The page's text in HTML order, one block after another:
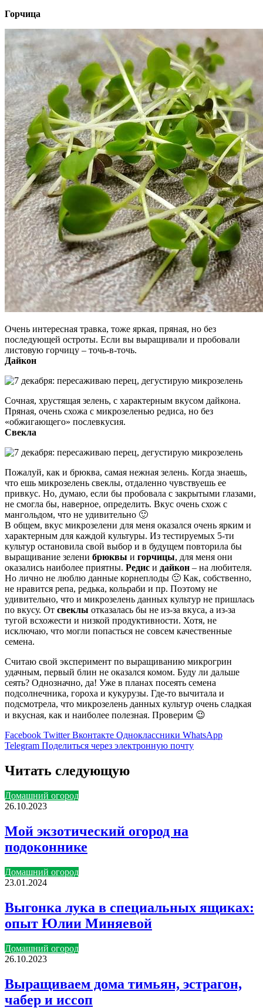
Горчица
Очень интересная травка, тоже яркая, пряная, но без
последующей остроты. Если вы выращивали и пробовали
листовую горчицу – точь-в-точь.
Дайкон
Сочная, хрустящая зелень, с характерным вкусом дайкона.
Пряная, очень схожа с микрозеленью редиса, но без
«обжигающего» послевкусия.
Свекла
Пожалуй, как и брюква, самая нежная зелень. Когда знаешь,
что ешь микрозелень свеклы, отдаленно чувствуешь ее
привкус. Но, думаю, если бы пробовала с закрытыми глазами,
не смогла бы, наверное, определить. Вкус очень схож с
мангольдом, что не удивительно 🙂
В общем, вкус микрозелени для меня оказался очень ярким и
характерным для каждой культуры. Из тестируемых 5-ти
культур остановила свой выбор и в будущем повторила бы
выращивание зелени брюквы и горчицы, для меня они
оказались наиболее приятны. Редис и дайкон – на любителя.
Но лично не люблю данные корнеплоды 🙂 Как, собственно,
не нравится репа, редька, кольраби и пр. Поэтому не
удивительно, что и микрозелень данных культур не пришлась
по вкусу. От свеклы отказалась бы не из-за вкуса, а из-за
тугой всхожести и низкой продуктивности. Хотя, не
исключаю, что могли попасться не совсем качественные
семена.
Считаю свой эксперимент по выращиванию микрогрин
удачным, первый блин не оказался комом. Буду ли дальше
сеять? Однозначно, да! Уже в планах посеять семена
подсолнечника, гороха и кукурузы. Где-то вычитала и
подсмотрела, что микрозелень данных культур очень сладкая
и вкусная, как и наиболее полезная. Проверим 😉
Facebook Twitter Вконтакте Одноклассники WhatsApp
Telegram Поделиться через электронную почту
Читать следующую
Домашний огород
26.10.2023
Мой экзотический огород на
подоконнике
Домашний огород
23.01.2024
Выгонка лука в специальных ящиках:
опыт Юлии Миняевой
Домашний огород
26.10.2023
Выращиваем дома тимьян, эстрагон,
чабер и иссоп